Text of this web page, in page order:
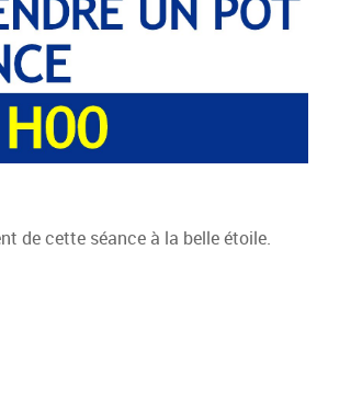
de cette séance à la belle étoile.